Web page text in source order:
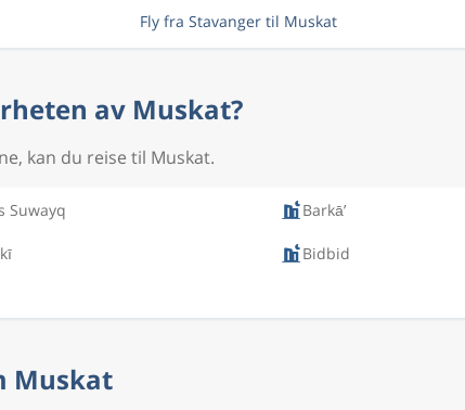
Fly fra Stavanger til Muskat
av Muskat?
kan du reise til Muskat.
Suwayq Barkā’
Bidbid
Muskat